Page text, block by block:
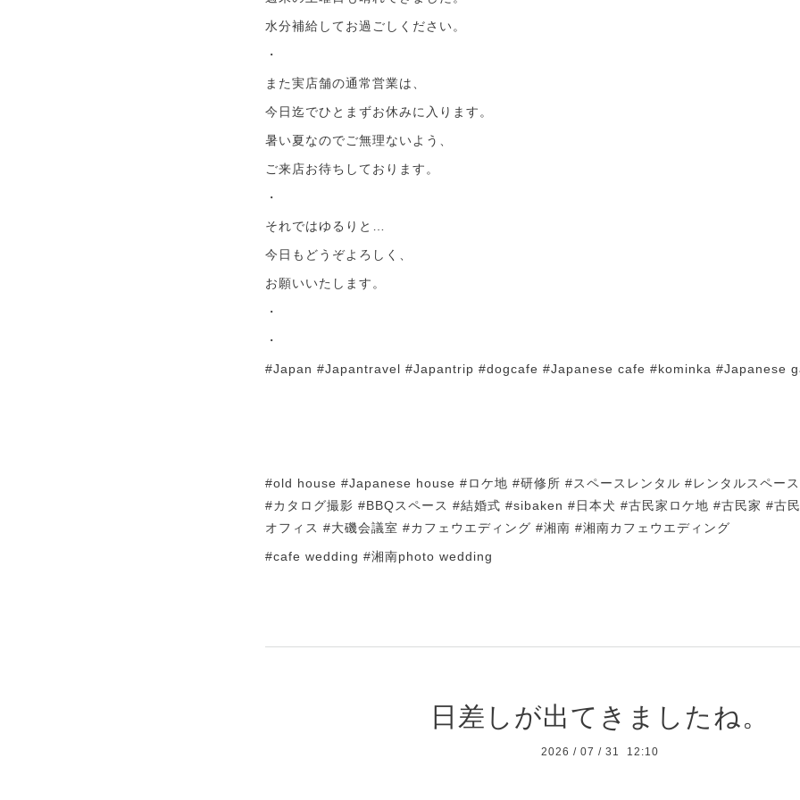
水分補給してお過ごしください。
・
また実店舗の通常営業は、
今日迄でひとまずお休みに入ります。
暑い夏なのでご無理ないよう、
ご来店お待ちしております。
・
それではゆるりと…
今日もどうぞよろしく、
お願いいたします。
・
・
#Japan #Japantravel #Japantrip #dogcafe #Japanese cafe #kominka #Japanese
#old house #Japanese house #ロケ地 #研修所 #スペースレンタル #レンタルスペー
#カタログ撮影 #BBQスペース #結婚式 #sibaken #日本犬 #古民家ロケ地 #古民家 #古
オフィス #大磯会議室 #カフェウエディング #湘南 #湘南カフェウエディング
#cafe wedding #湘南photo wedding
日差しが出てきましたね。
2026 / 07 / 31 12:10